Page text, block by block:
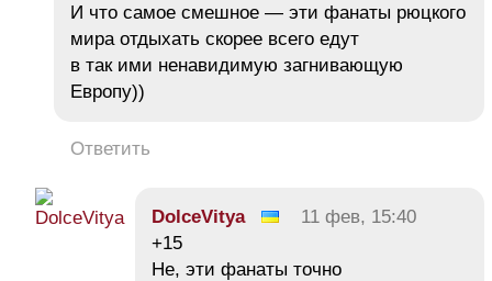
И что самое смешное — эти фанаты рюцкого
мира отдыхать скорее всего едут
в так ими ненавидимую загнивающую
Европу))
Ответить
DolceVitya
11 фев, 15:40
+15
Не, эти фанаты точно